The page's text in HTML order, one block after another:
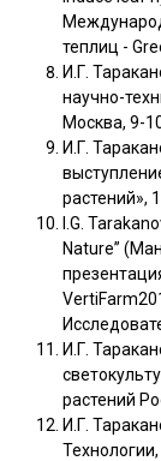
теплиц -
И.Г.
научно-
Москва, 9-
И.Г.
растений»,
I.G.
Nature”
И.Г.
растений
И.Г.